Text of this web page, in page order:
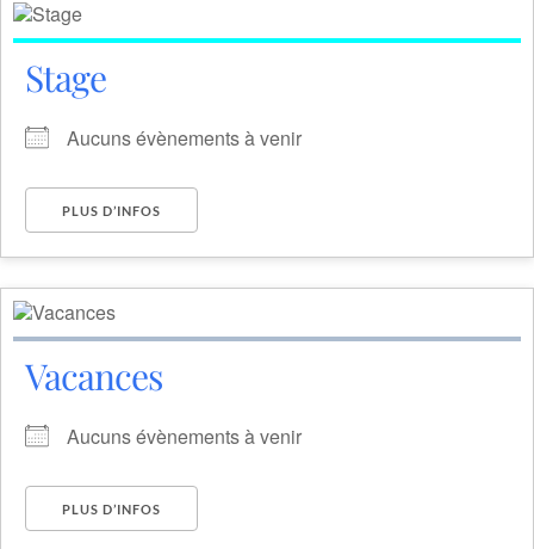
Stage
Aucuns évènements à venir
PLUS D’INFOS
Vacances
Aucuns évènements à venir
PLUS D’INFOS